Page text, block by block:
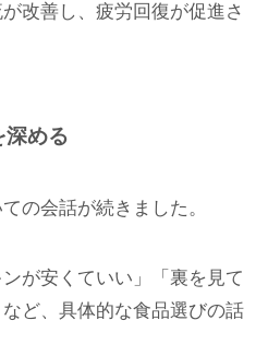
改善し、疲労回復が促進さ
深める
の会話が続きました。
が安くていい」「裏を見て
ど、具体的な食品選びの話